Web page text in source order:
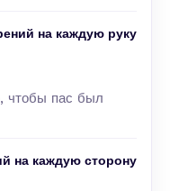
на каждую руку
чтобы пас был
на каждую сторону